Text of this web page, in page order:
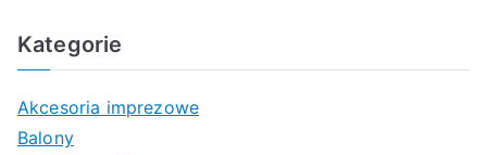
Kategorie
Akcesoria imprezowe
Balony